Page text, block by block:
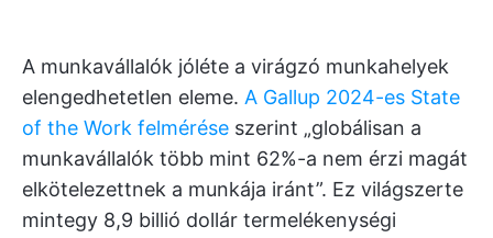
A munkavállalók jóléte a virágzó munkahelyek
elengedhetetlen eleme. A Gallup 2024-es State
of the Work felmérése szerint „globálisan a
munkavállalók több mint 62%-a nem érzi magát
elkötelezettnek a munkája iránt”. Ez világszerte
mintegy 8,9 billió dollár termelékenységi